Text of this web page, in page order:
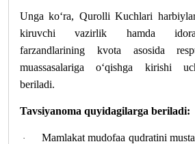
Unga ko‘ra, Qurolli Kuchlari
kiruvchi vazirlik hamda
farzandlarining kvota asosida
muassasalariga o‘qishga kirishi
beriladi.
Tavsiyanoma quyidagilarga beriladi:
·
Mamlakat mudofaa qudratini